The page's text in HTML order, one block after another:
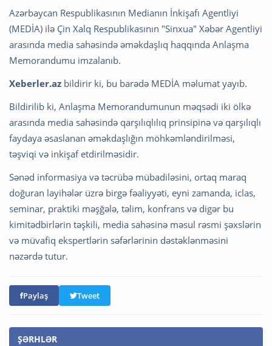
Azərbaycan Respublikasının Medianın İnkişafı Agentliyi
(MEDİA) ilə Çin Xalq Respublikasının "Sinxua" Xəbər Agentliyi
arasında media sahəsində əməkdaşlıq haqqında Anlaşma
Memorandumu imzalanıb.
Xeberler.az bildirir ki, bu barədə MEDİA məlumat yayıb.
Bildirilib ki, Anlaşma Memorandumunun məqsədi iki ölkə
arasında media sahəsində qarşılıqlılıq prinsipinə və qarşılıqlı
faydaya əsaslanan əməkdaşlığın möhkəmləndirilməsi,
təşviqi və inkişaf etdirilməsidir.
Sənəd informasiya və təcrübə mübadiləsini, ortaq maraq
doğuran layihələr üzrə birgə fəaliyyəti, eyni zamanda, iclas,
seminar, praktiki məşğələ, təlim, konfrans və digər bu
kimitədbirlərin təşkili, media sahəsinə məsul rəsmi şəxslərin
və müvafiq ekspertlərin səfərlərinin dəstəklənməsini
nəzərdə tutur.
Paylaş Tweet
ŞƏRHLƏR